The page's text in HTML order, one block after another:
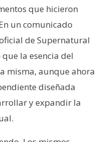
que hicieron
un comunicado
de Supernatural
la esencia del
misma, aunque ahora
diseñada
y expandir la